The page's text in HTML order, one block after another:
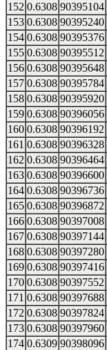
152 0.6308 90395104
153 0.6308 90395240
154 0.6308 90395376
155 0.6308 90395512
156 0.6308 90395648
157 0.6308 90395784
158 0.6308 90395920
159 0.6308 90396056
160 0.6308 90396192
161 0.6308 90396328
162 0.6308 90396464
163 0.6308 90396600
164 0.6308 90396736
165 0.6308 90396872
166 0.6308 90397008
167 0.6308 90397144
168 0.6308 90397280
169 0.6308 90397416
170 0.6308 90397552
171 0.6308 90397688
172 0.6308 90397824
173 0.6308 90397960
174 0.6309 90398096